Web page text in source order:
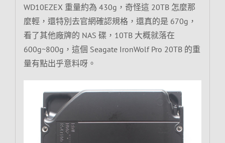
WD10EZEX 重量約為 430g，奇怪這 20TB 怎麼那
麼輕，還特別去官網確認規格，還真的是 670g，
看了其他廠牌的 NAS 碟，10TB 大概就落在
600g~800g，這個 Seagate IronWolf Pro 20TB 的重
量有點出乎意料呀。